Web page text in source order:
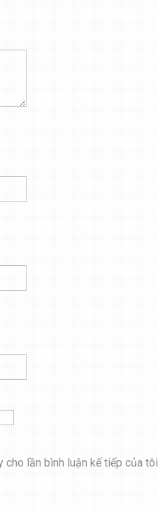
lần bình luận kế tiếp của tôi.